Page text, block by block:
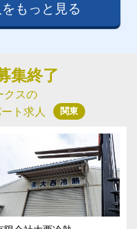
もっと見る
集終了
クスの
ト求人
関東